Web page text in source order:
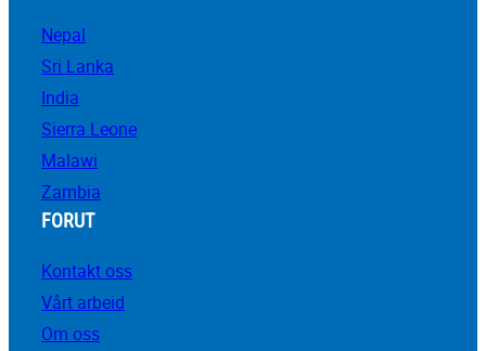
Nepal
Sri Lanka
India
Sierra Leone
Malawi
Zambia
FORUT
Kontakt oss
Vårt arbeid
Om oss